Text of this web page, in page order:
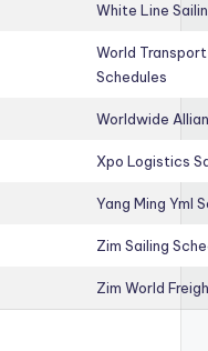
White Line
World
Schedules
Worldwide
Xpo Logistics
Yang Ming Yml
Zim Sailing
Zim World